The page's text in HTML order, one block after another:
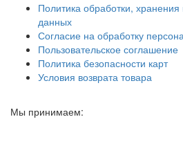
Политика обработки,
данных
Согласие на обработку
Пользовательское соглашение
Политика безопасности карт
Условия возврата товара
Мы принимаем: